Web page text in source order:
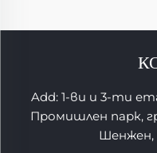
Add: 1-ви и 3-ти
Промишлен парк,
Шенжен,